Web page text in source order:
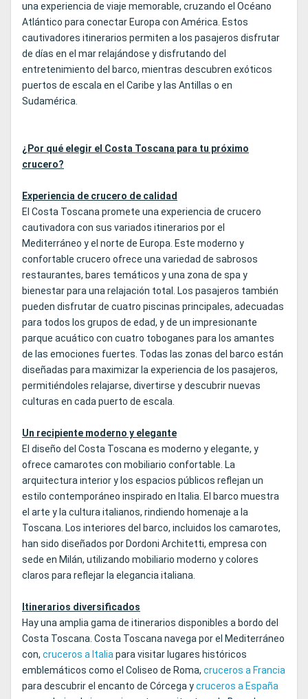
una experiencia de viaje memorable, cruzando el Océano
Atlántico para conectar Europa con América. Estos
cautivadores itinerarios permiten a los pasajeros disfrutar
de días en el mar relajándose y disfrutando del
entretenimiento del barco, mientras descubren exóticos
puertos de escala en el Caribe y las Antillas o en
Sudamérica.
¿Por qué elegir el Costa Toscana para tu próximo
crucero?
Experiencia de crucero de calidad
El Costa Toscana promete una experiencia de crucero
cautivadora con sus variados itinerarios por el
Mediterráneo y el norte de Europa. Este moderno y
confortable crucero ofrece una variedad de sabrosos
restaurantes, bares temáticos y una zona de spa y
bienestar para una relajación total. Los pasajeros también
pueden disfrutar de cuatro piscinas principales, adecuadas
para todos los grupos de edad, y de un impresionante
parque acuático con cuatro toboganes para los amantes
de las emociones fuertes. Todas las zonas del barco están
diseñadas para maximizar la experiencia de los pasajeros,
permitiéndoles relajarse, divertirse y descubrir nuevas
culturas en cada puerto de escala.
Un recipiente moderno y elegante
El diseño del Costa Toscana es moderno y elegante, y
ofrece camarotes con mobiliario confortable. La
arquitectura interior y los espacios públicos reflejan un
estilo contemporáneo inspirado en Italia. El barco muestra
el arte y la cultura italianos, rindiendo homenaje a la
Toscana. Los interiores del barco, incluidos los camarotes,
han sido diseñados por Dordoni Architetti, empresa con
sede en Milán, utilizando mobiliario moderno y colores
claros para reflejar la elegancia italiana.
Itinerarios diversificados
Hay una amplia gama de itinerarios disponibles a bordo del
Costa Toscana. Costa Toscana navega por el Mediterráneo
con, cruceros a Italiapara visitar lugares históricos
emblemáticos como el Coliseo de Roma, cruceros a Francia
para descubrir el encanto de Córcega ycruceros a España